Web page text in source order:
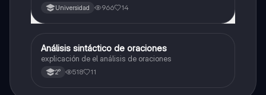
Universidad 966 14
Lengua
Análisis sintáctico de oraciones
explicación de el análisis de oraciones
2° 518 11